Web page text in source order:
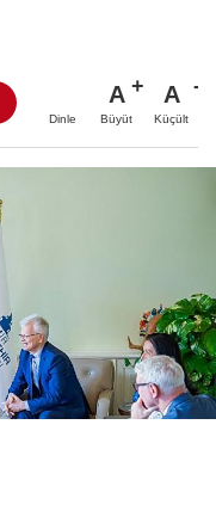
Dinle
A
Büyüt
A
Küçült